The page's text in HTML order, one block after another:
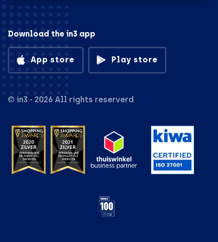
Download the in3 app
App store Play store
© in3 - 2026 All rights reserverd